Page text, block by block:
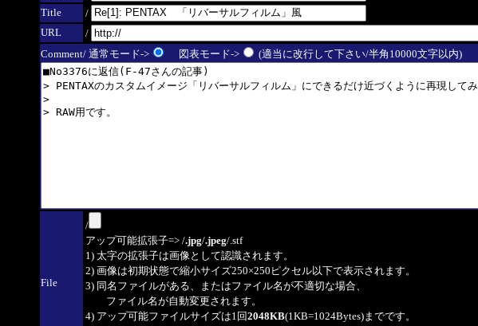
Title
/
URL
/
Comment/ 通常モード->
図表モード-> (適当に改行して下さい/半角10000文字以内)
File
/
アップ可能拡張子=> /.jpg/.jpeg/.stf
1) 太字の拡張子は画像として認識されます。
2) 画像は初期状態で縮小サイズ250×250ピクセル以下で表示されます。
3) 同名ファイルがある、またはファイル名が不適切な場合、
ファイル名が自動変更されます。
4) アップ可能ファイルサイズは1回2048KB(1KB=1024Bytes)までです。